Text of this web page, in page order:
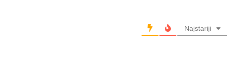
Najstariji